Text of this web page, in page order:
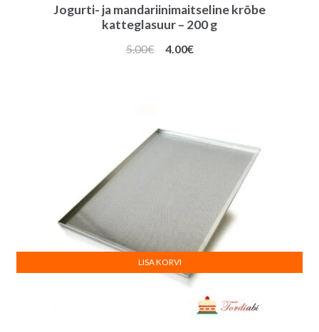
Jogurti- ja mandariinimaitseline krõbe
katteglasuur – 200 g
5.00€
Algne
4.00€Praegune
LISA KORVI